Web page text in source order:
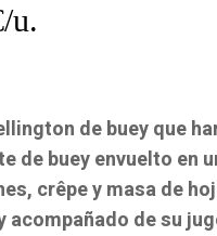
u.
de buey que
de buey envuelto en
crêpe y masa de
acompañado de su